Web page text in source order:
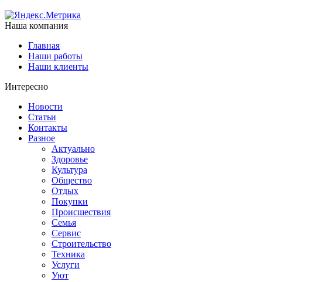
Наша компания
Главная
Наши работы
Наши клиенты
Интересно
Новости
Статьи
Контакты
Разное
Актуально
Здоровье
Культура
Общество
Отдых
Покупки
Происшествия
Семья
Сервис
Строительство
Техника
Услуги
Уют